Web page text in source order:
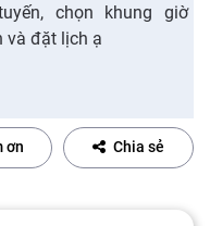
chọn khung giờ
và đặt lịch ạ
ơn Chia sẻ